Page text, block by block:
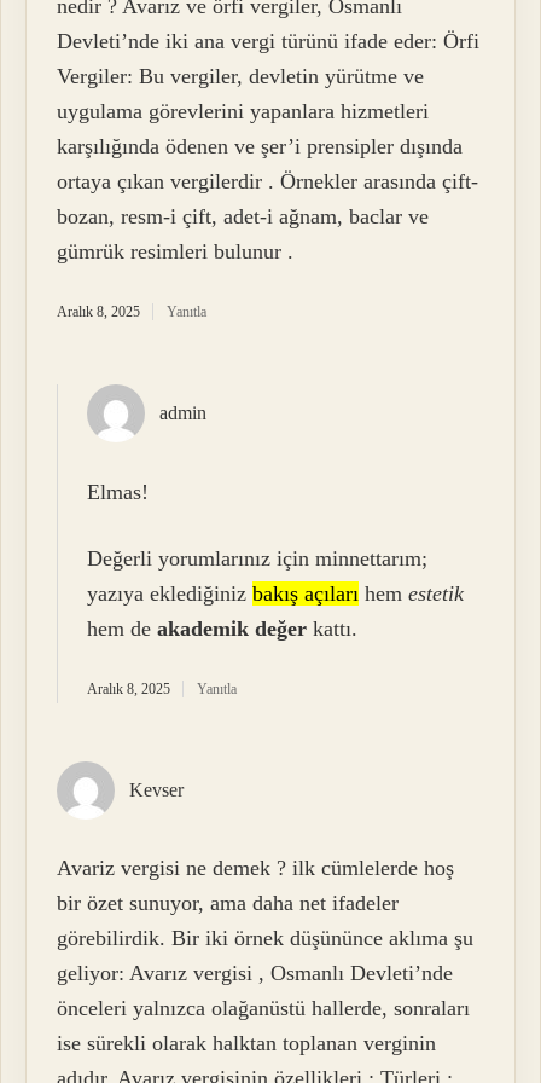
nedir ? Avarız ve örfi vergiler, Osmanlı
Devleti’nde iki ana vergi türünü ifade eder: Örfi
Vergiler: Bu vergiler, devletin yürütme ve
uygulama görevlerini yapanlara hizmetleri
karşılığında ödenen ve şer’i prensipler dışında
ortaya çıkan vergilerdir . Örnekler arasında çift-
bozan, resm-i çift, adet-i ağnam, baclar ve
gümrük resimleri bulunur .
Aralık 8, 2025 Yanıtla
admin
Elmas!
Değerli yorumlarınız için minnettarım;
yazıya eklediğinizbakış açıları hemestetik
hem deakademik değer kattı.
Aralık 8, 2025 Yanıtla
Kevser
Avariz vergisi ne demek ? ilk cümlelerde hoş
bir özet sunuyor, ama daha net ifadeler
görebilirdik. Bir iki örnek düşününce aklıma şu
geliyor: Avarız vergisi , Osmanlı Devleti’nde
önceleri yalnızca olağanüstü hallerde, sonraları
ise sürekli olarak halktan toplanan verginin